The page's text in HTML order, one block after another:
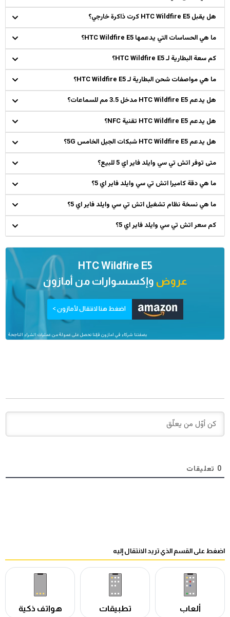
هل يقبل HTC Wildfire E5 كرت ذاكرة خارجي؟
ما هي الحساسات التي يدعمها HTC Wildfire E5؟
كم سعة البطارية لـ HTC Wildfire E5؟
ما هي مواصفات شحن البطارية لـ HTC Wildfire E5؟
هل يدعم HTC Wildfire E5 مدخل 3.5 مم للسماعات؟
هل يدعم HTC Wildfire E5 تقنية NFC؟
هل يدعم HTC Wildfire E5 شبكات الجيل الخامس 5G؟
متى توفر اتش تي سي وايلد فاير اي 5 للبيع؟
ما هي دقة كاميرا اتش تي سي وايلد فاير اي 5؟
ما هي نسخة نظام تشغيل اتش تي سي وايلد فاير اي 5؟
كم سعر اتش تي سي وايلد فاير اي 5؟
HTC Wildfire E5
عروض وإكسسوارات منأمازون
اضغط هنا لانتقال لأمازون >
بصفتنا شركاء في امازون فإننا نحصل على عمولة من عمليات الشراء الناجحة
0 تعليقات
اضغط على القسم الذي تريد الانتقال إليه
ألعاب تطبيقات هواتف ذكية